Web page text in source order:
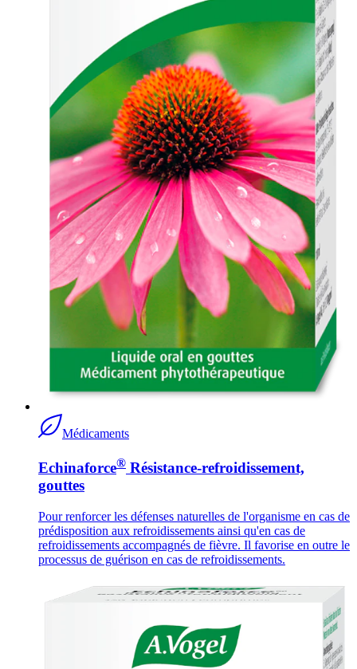
Médicaments
Echinaforce® Résistance-refroidissement,
gouttes
Pour renforcer les défenses naturelles de l'organisme en cas de
prédisposition aux refroidissements ainsi qu'en cas de
refroidissements accompagnés de fièvre. Il favorise en outre le
processus de guérison en cas de refroidissements.